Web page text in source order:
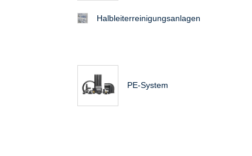
Halbleiterreinigungsanlagen
PE-System